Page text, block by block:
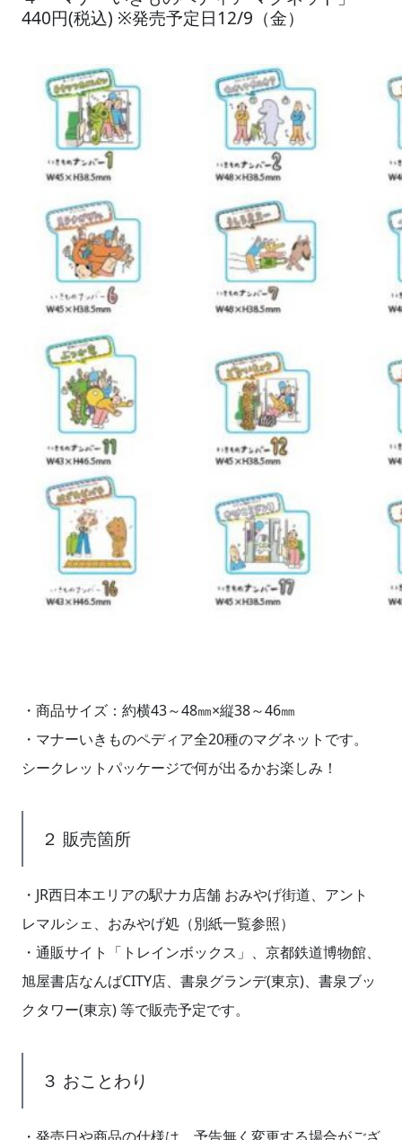
440円(税込) ※発売予定日12/9（金）
・商品サイズ：約横43～48㎜×縦38～46㎜
・マナーいきものペディア全20種のマグネットです。
シークレットパッケージで何が出るかお楽しみ！
２ 販売箇所
・JR西日本エリアの駅ナカ店舗 おみやげ街道、アント
レマルシェ、おみやげ処（別紙一覧参照）
・通販サイト「トレインボックス」、京都鉄道博物館、
旭屋書店なんばCITY店、書泉グランデ(東京)、書泉ブッ
クタワー(東京) 等で販売予定です。
３ おことわり